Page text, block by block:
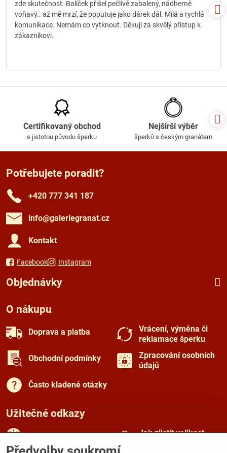
zde skutečnost. Balíček přišel pečlivě zabalený, nádherně
voňavý.. až mě mrzí, že poputuje jako dárek dál. Milá a rychlá
komunikace. Nemám co vytknout. Děkuji za skvělý přístup k
zákazníkovi.
Certifikovaný obchod
s jistotou původu šperku
Nejširší výběr
šperků s českým granátem
Potřebujete poradit?
+420 777 341 187
info​@galeriegranat​.cz
Kontakt
Facebook Instagram
Objednávky
O nákupu
Doprava a platba
Vrácení, výměna či
reklamace šperku
Obchodní podmínky
Zpracování osobních
údajů
Často kladené otázky
Užitečné odkazy
Jak zjistit velikost